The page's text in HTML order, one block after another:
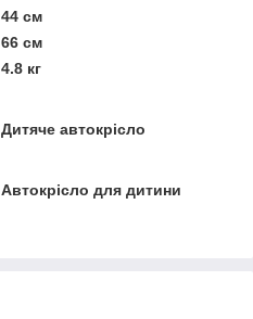
44 см
66 см
4.8 кг
Дитяче автокрісло
Автокрісло для дитини